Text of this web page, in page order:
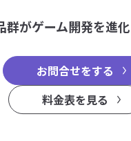
群がゲーム開発を進化
お問合せをする
料金表を見る